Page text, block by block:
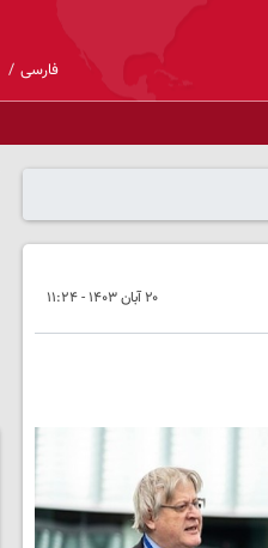
فارسی
۲۰ آبان ۱۴۰۳ - ۱۱:۲۴